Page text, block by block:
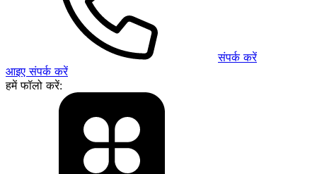
संपर्क करें
आइए संपर्क करें
हमें फॉलो करें: